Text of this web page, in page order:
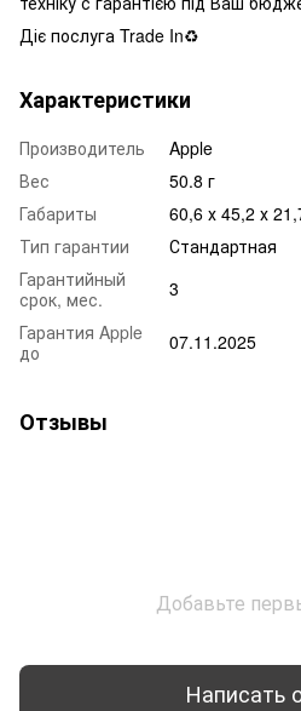
Діє послуга Trade In♻️
Характеристики
Производитель
Apple
Вес
50.8 г
Габариты
60,6 х 45,2 х
Тип гарантии
Стандартная
Гарантийный
срок, мес.
3
Гарантия Apple
до
07.11.2025
Отзывы
Добавьте
Написать